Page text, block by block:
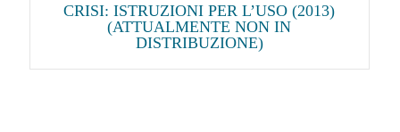
CRISI: ISTRUZIONI PER L’USO (2013)
(ATTUALMENTE NON IN
DISTRIBUZIONE)